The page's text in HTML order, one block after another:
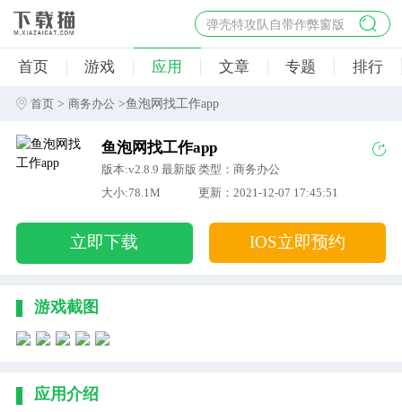
弹壳特攻队自带作弊窗版
杀手47行动
地狱幸存者破解版
首页 游戏 应用 文章 专题 排行
首页 >商务办公 >鱼泡网找工作app
鱼泡网找工作app
版本:v2.8.9 最新版 类型：商务办公
大小:78.1M
更新：2021-12-07 17:45:51
立即下载 IOS立即预约
游戏截图
应用介绍